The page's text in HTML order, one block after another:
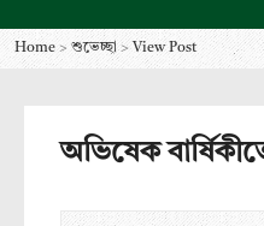
Home > শুভেচ্ছা > View Post
অভিষেক